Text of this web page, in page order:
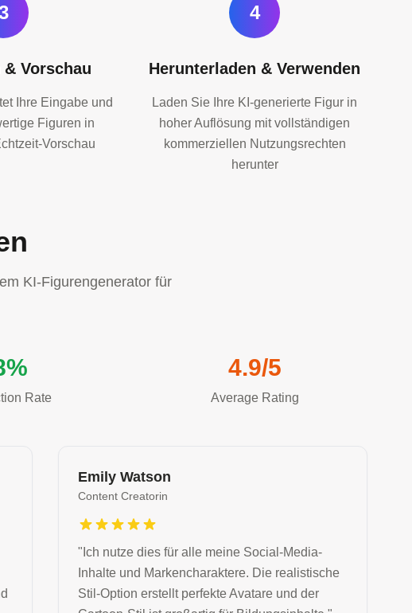
Vorschau
Ihre Eingabe und
Figuren in
Vorschau
4
Herunterladen & Verwenden
Laden Sie Ihre KI-generierte Figur in
hoher Auflösung mit vollständigen
kommerziellen Nutzungsrechten
herunter
KI-Figurengenerator für
Rate
4.9/5
Average Rating
Emily Watson
Content Creatorin
" Ich nutze dies für alle meine Social-Media-
Inhalte und Markencharaktere. Die realistische
Stil-Option erstellt perfekte Avatare und der